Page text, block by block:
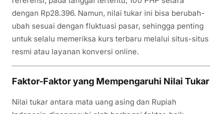
dengan Rp28.396. Namun, nilai tukar ini bisa berubah-
ubah sesuai dengan fluktuasi pasar, sehingga penting
untuk selalu memeriksa kurs terbaru melalui situs-situs
resmi atau layanan konversi online.
Faktor-Faktor yang Mempengaruhi Nilai Tukar
Nilai tukar antara mata uang asing dan Rupiah